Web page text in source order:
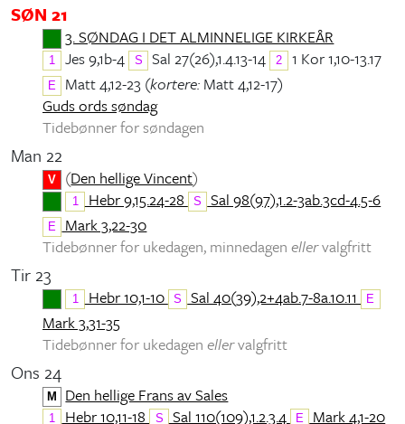
SØN 21
3. SØNDAG I DET ALMINNELIGE KIRKEÅR
1 Jes 9,1b-4 S Sal 27(26),1.4.13-14 2 1 Kor 1,10-13.17
E Matt 4,12-23 (kortere: Matt 4,12-17)
Guds ords søndag
Tidebønner for søndagen
Man 22
V (Den hellige Vincent)
1 Hebr 9,15.24-28 S Sal 98(97),1.2-3ab.3cd-4.5-6
E
Mark 3,22-30
Tidebønner for ukedagen, minnedagen ellervalgfritt
Tir 23
1 Hebr 10,1-10 S Sal 40(39),2+4ab.7-8a.10.11 E
Mark 3,31-35
Tidebønner for ukedagen ellervalgfritt
Ons 24
M Den hellige Frans av Sales
1 Hebr 10,11-18 S Sal 110(109),1.2.3.4 E
Mark 4,1-20